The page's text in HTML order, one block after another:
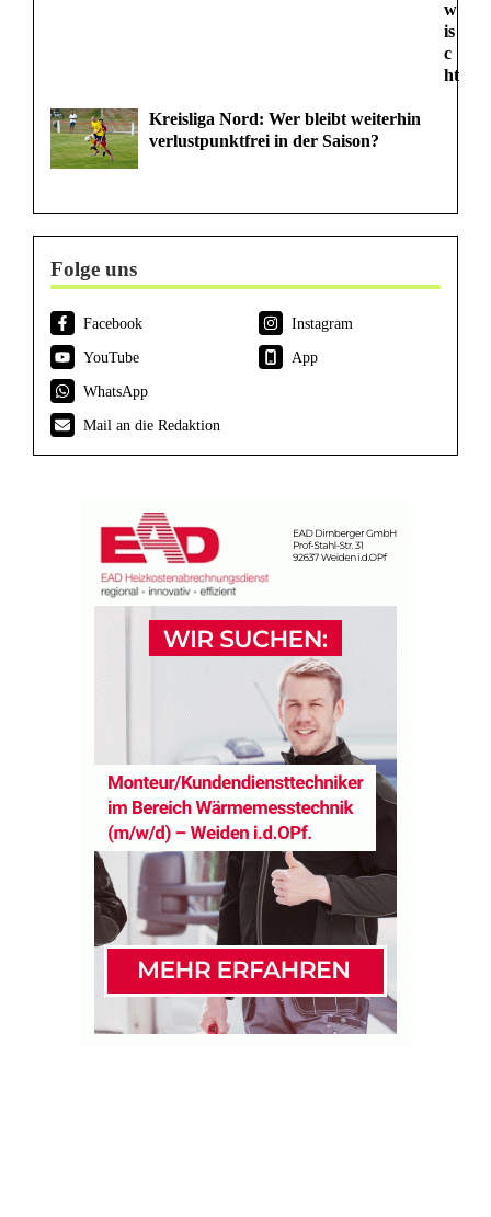
w
is
c
ht
Kreisliga Nord: Wer bleibt weiterhin
verlustpunktfrei in der Saison?
Folge uns
Facebook
Instagram
YouTube
App
WhatsApp
Mail an die Redaktion